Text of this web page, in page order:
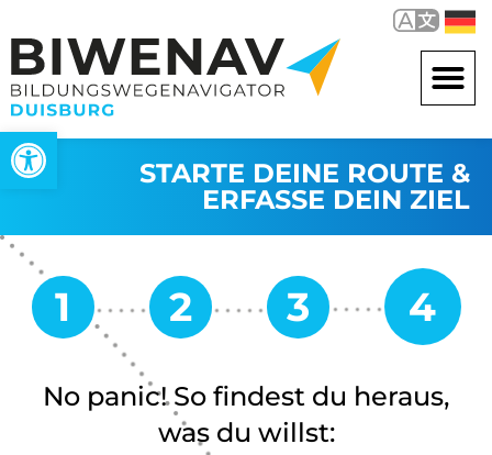
Werkzeugleiste öffnen
STARTE DEINE ROUTE &
ERFASSE DEIN ZIEL
No panic! So findest du heraus,
was du willst: